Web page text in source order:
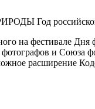
Год российской
на фестивале Дня
и Союза
расширение